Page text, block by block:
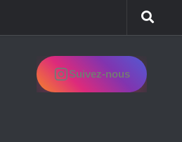
Suivez-nous